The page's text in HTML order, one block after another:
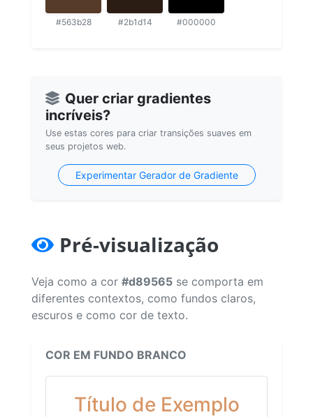
#563b28 #2b1d14 #000000
Quer criar gradientes
incríveis?
Use estas cores para criar transições suaves em
seus projetos web.
Experimentar Gerador de Gradiente
Pré-visualização
Veja como a cor #d89565 se comporta em
diferentes contextos, como fundos claros,
escuros e como cor de texto.
COR EM FUNDO BRANCO
Título de Exemplo